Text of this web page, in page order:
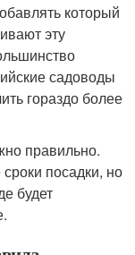
который
эту
садоводы
гораздо более
правильно.
посадки, но
будет